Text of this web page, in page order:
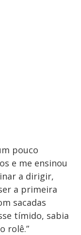
pouco
e me ensinou
a dirigir,
a primeira
sacadas
tímido, sabia
rolê.”